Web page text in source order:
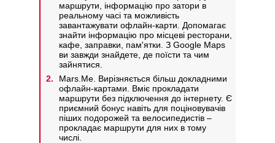
маршрути, інформацію про затори в
реальному часі та можливість
завантажувати офлайн-карти. Допомагає
знайти інформацію про місцеві ресторани,
кафе, заправки, пам'ятки. З Google Maps
ви завжди знайдете, де поїсти та чим
зайнятися.
Mars.Me. Вирізняється більш докладними
офлайн-картами. Вміє прокладати
маршрути без підключення до інтернету. Є
приємний бонус навіть для поціновувачів
піших подорожей та велосипедистів –
прокладає маршрути для них в тому
числі.